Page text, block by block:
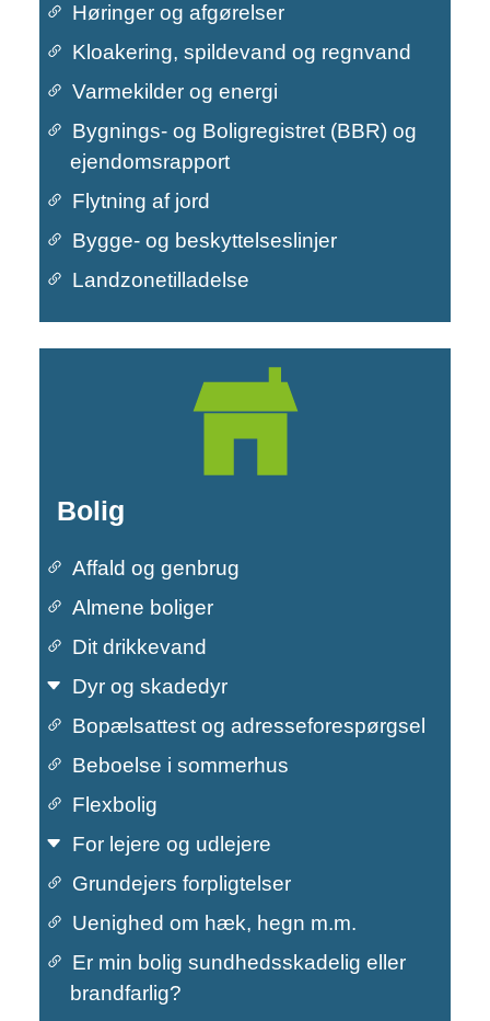
Primær navigation
Høringer og afgørelser
Kloakering, spildevand og regnvand
Varmekilder og energi
Bygnings- og Boligregistret (BBR) og
ejendomsrapport
Flytning af jord
Bygge- og beskyttelseslinjer
Landzonetilladelse
Bolig
Primær navigation
Affald og genbrug
Almene boliger
Dit drikkevand
Dyr og skadedyr
Bopælsattest og adresseforespørgsel
Beboelse i sommerhus
Flexbolig
For lejere og udlejere
Grundejers forpligtelser
Uenighed om hæk, hegn m.m.
Er min bolig sundhedsskadelig eller
brandfarlig?